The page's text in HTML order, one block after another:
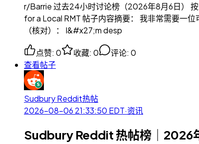
r/Barrie 过去24小时讨论榜（2026年8月6日）
for a Local RMT 帖子内容摘要： 我非常需要一
（核对）： I&#x27;m desp
点赞: 0 收藏: 0 评论: 0
查看帖子
Sudbury Reddit热帖
2026-08-06 21:33:50 EDT·资讯
Sudbury Reddit 热帖榜｜2026